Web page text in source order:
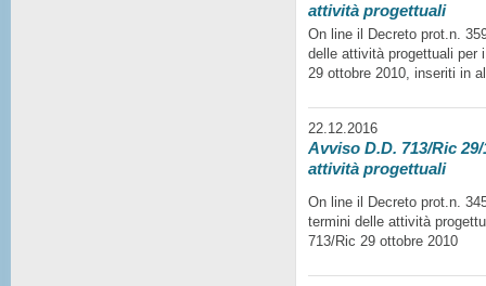
attività progettuali
On line il Decreto prot.n.
delle attività progettuali per
29 ottobre 2010, inseriti in
22.12.2016
Avviso D.D. 713/Ric
attività progettuali
On line il Decreto prot.n.
termini delle attività
713/Ric 29 ottobre 2010